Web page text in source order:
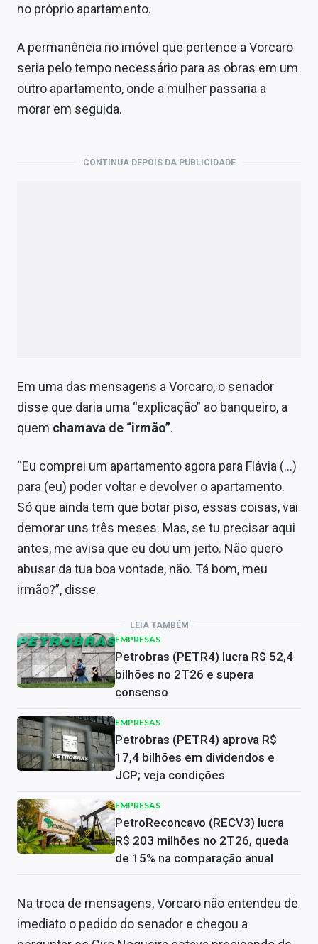
no próprio apartamento.
A permanência no imóvel que pertence a Vorcaro
seria pelo tempo necessário para as obras em um
outro apartamento, onde a mulher passaria a
morar em seguida.
CONTINUA DEPOIS DA PUBLICIDADE
Em uma das mensagens a Vorcaro, o senador
disse que daria uma “explicação” ao banqueiro, a
quem chamava de “irmão”.
“Eu comprei um apartamento agora para Flávia (…)
para (eu) poder voltar e devolver o apartamento.
Só que ainda tem que botar piso, essas coisas, vai
demorar uns três meses. Mas, se tu precisar aqui
antes, me avisa que eu dou um jeito. Não quero
abusar da tua boa vontade, não. Tá bom, meu
irmão?”, disse.
LEIA TAMBÉM
EMPRESAS
Petrobras (PETR4) lucra R$ 52,4
bilhões no 2T26 e supera
consenso
EMPRESAS
Petrobras (PETR4) aprova R$
17,4 bilhões em dividendos e
JCP; veja condições
EMPRESAS
PetroReconcavo (RECV3) lucra
R$ 203 milhões no 2T26, queda
de 15% na comparação anual
Na troca de mensagens, Vorcaro não entendeu de
imediato o pedido do senador e chegou a